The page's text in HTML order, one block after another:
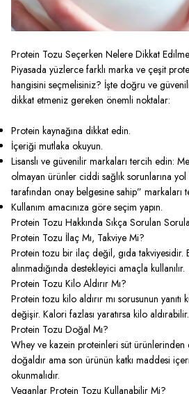
Protein Tozu Seçerken Nelere Dikkat
Piyasada yüzlerce farklı marka ve çeşit
hangisini seçmelisiniz? İşte doğru ve
dikkat etmeniz gereken önemli noktalar:
Protein kaynağına dikkat edin.
İçeriği mutlaka okuyun.
Lisanslı ve güvenilir markaları tercih edin:
olmayan ürünler ciddi sağlık sorunlarına
tarafından onay belgesine sahip” markaları
Kullanım amacınıza göre seçim yapın.
Protein Tozu Hakkında Sıkça Sorulan
Protein Tozu İlaç Mı, Takviye Mi?
Protein tozu bir ilaç değil, gıda takviyesidir.
alınmadığında destekleyici amaçla kullanılır.
Protein Tozu Kilo Aldırır Mı?
Protein tozu kilo aldırır mı sorusunun yanıtı
değişir. Kalori fazlası yaratırsa kilo aldırabilir.
Protein Tozu Doğal Mı?
Whey ve kazein proteinleri süt
doğaldır ama son ürünün katkı maddesi
okunmalıdır.
Veganlar Protein Tozu Kullanabilir Mi?